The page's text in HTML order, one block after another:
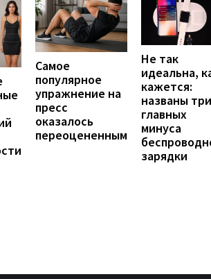
Самое
популярное
упражнение на
пресс
оказалось
переоцененным
Не так
идеальна,
кажется:
названы три
главных
минуса
зарядки